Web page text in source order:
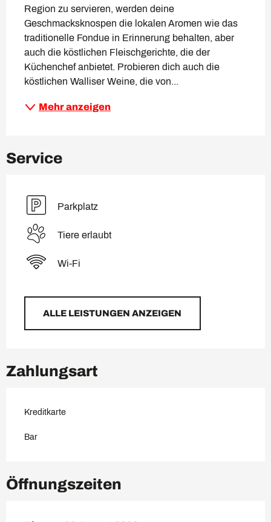
Region zu servieren, werden deine
Geschmacksknospen die lokalen Aromen wie das
traditionelle Fondue in Erinnerung behalten, aber
auch die köstlichen Fleischgerichte, die der
Küchenchef anbietet. Probieren dich auch die
köstlichen Walliser Weine, die von...
Mehr anzeigen
Service
Parkplatz
Tiere erlaubt
Wi-Fi
ALLE LEISTUNGEN ANZEIGEN
Zahlungsart
Kreditkarte
Bar
Öffnungszeiten